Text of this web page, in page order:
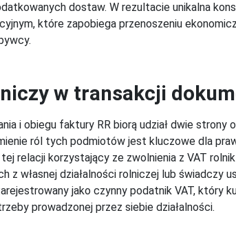
dostaw. W rezultacie unikalna
które zapobiega przenoszeniu
w transakcji
i obiegu faktury RR biorą udział dwie
ról tych podmiotów jest kluczowe dla
relacji korzystający ze zwolnienia z VAT
z własnej działalności rolniczej lub świadczy
jako czynny podatnik VAT, który
prowadzonej przez siebie działalności.